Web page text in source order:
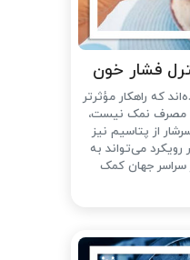
فشار خون
که راهکار مؤثرتر
مصرف نمک نیست،
از پتاسیم نیز
رویکرد می‌تواند به
سراسر جهان کمک